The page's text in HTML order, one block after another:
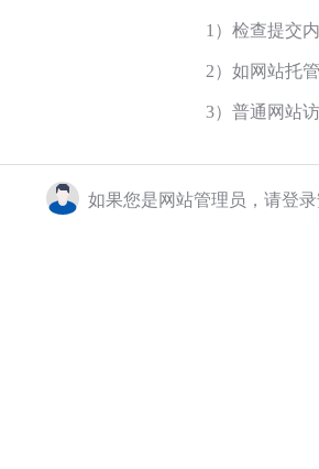
1）检查提交
2）如网站托
3）普通网站
如果您是网站管理员，请登